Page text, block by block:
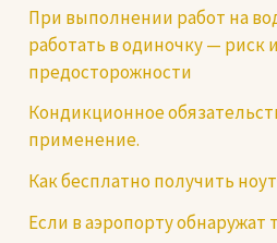
При выполнении работ на
работать в одиночку — риск
предосторожности
Кондикционное
применение.
Как бесплатно получить
Если в аэропорту обнаружат